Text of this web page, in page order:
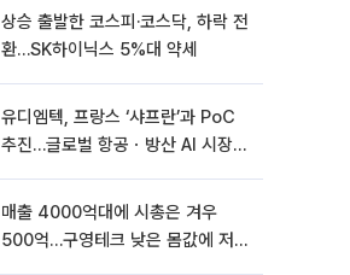
상승 출발한 코스피·코스닥, 하락 전
환…SK하이닉스 5%대 약세
유디엠텍, 프랑스 ‘샤프란’과 PoC
추진…글로벌 항공ㆍ방산 AI 시장
매출 4000억대에 시총은 겨우
500억…구영테크 낮은 몸값에 저가